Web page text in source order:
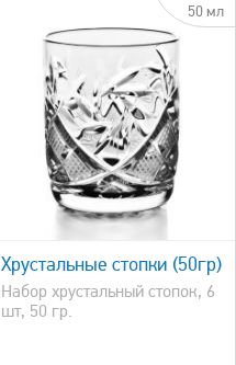
50 мл
Хрустальные стопки (50гр)
Набор хрустальный стопок, 6
шт, 50 гр.